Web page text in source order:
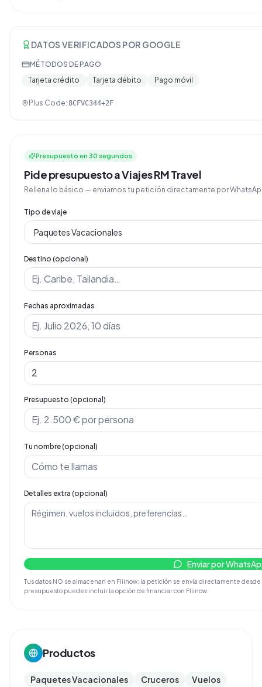
DATOS VERIFICADOS POR GOOGLE
MÉTODOS DE PAGO
Tarjeta crédito
Tarjeta débito Pago móvil
Plus Code: 8CFVC344+2F
Presupuesto en 30 segundos
Pide presupuesto a Viajes RM Travel
Rellena lo básico — enviamos tu petición directamente por
Tipo de viaje
Destino (opcional)
Fechas aproximadas
Personas
Presupuesto (opcional)
Tu nombre (opcional)
Detalles extra (opcional)
Enviar por
Tus datos NO se almacenan en Fliinow: la petición se envía directamente desde
presupuesto puedes incluir la opción de financiar con Fliinow.
Productos
Paquetes Vacacionales Cruceros Vuelos